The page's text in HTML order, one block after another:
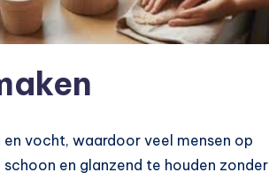
vocht, waardoor veel mensen op
schoon en glanzend te houden zonder